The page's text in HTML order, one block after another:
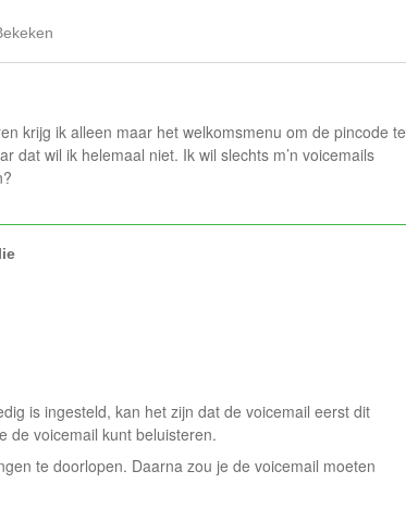
krijg ik alleen maar het welkomsmenu om de pincode te
dat wil ik helemaal niet. Ik wil slechts m’n voicemails
is ingesteld, kan het zijn dat de voicemail eerst dit
de voicemail kunt beluisteren.
te doorlopen. Daarna zou je de voicemail moeten